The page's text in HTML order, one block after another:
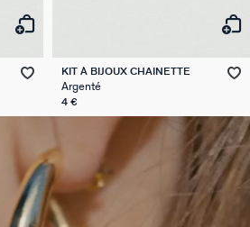
KIT À BIJOUX CHAINETTE
Argenté
4 €